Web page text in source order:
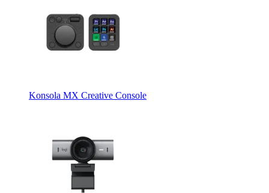
Konsola MX Creative Console